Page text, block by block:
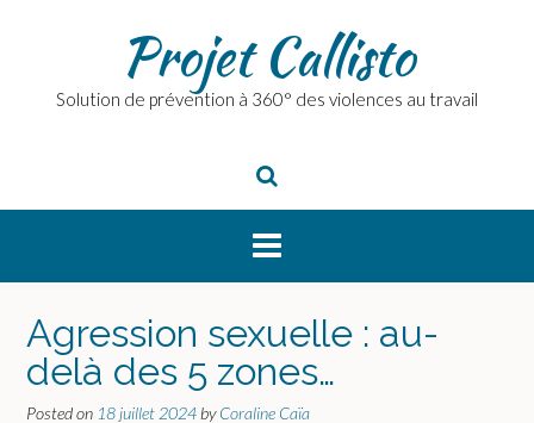
Projet Callisto
Solution de prévention à 360° des violences au travail
Agression sexuelle : au-
delà des 5 zones…
Posted on 18 juillet 2024 byCoraline Caïa